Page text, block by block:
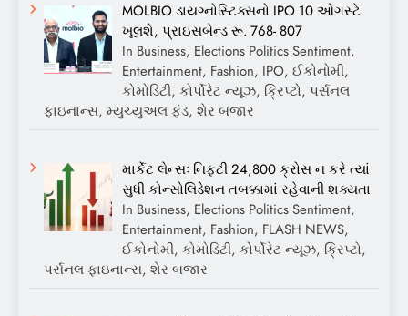
MOLBIO ડાયગ્નોસ્ટિક્સનો IPO 10 ઓગસ્ટે
ખૂલશે, પ્રાઇસબેન્ડ રૂ. 768- 807
In Business, Elections Politics Sentiment,
Entertainment, Fashion, IPO, ઈકોનોમી,
કોમોડિટી, કોર્પોરેટ ન્યૂઝ, ક્રિપ્ટો, પર્સનલ
ફાઇનાન્સ, મ્યુચ્યુઅલ ફંડ, શેર બજાર
માર્કેટ લેન્સઃ નિફ્ટી 24,800 ક્રોસ ન કરે ત્યાં
સુધી કોન્સોલિડેશન તબક્કામાં રહેવાની શક્યતા
In Business, Elections Politics Sentiment,
Entertainment, Fashion, FLASH NEWS,
ઈકોનોમી, કોમોડિટી, કોર્પોરેટ ન્યૂઝ, ક્રિપ્ટો,
પર્સનલ ફાઇનાન્સ, શેર બજાર